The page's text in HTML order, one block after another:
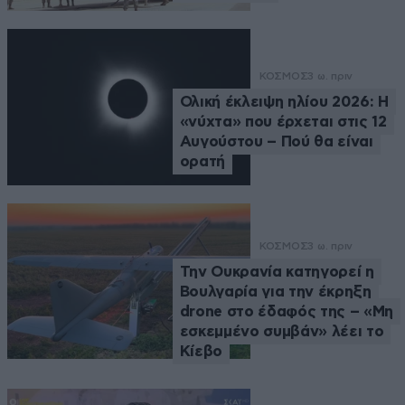
ΚΟΣΜΟΣ3 ω. πριν
Ολική έκλειψη ηλίου 2026: Η
«νύχτα» που έρχεται στις 12
Αυγούστου – Πού θα είναι
ορατή
ΚΟΣΜΟΣ3 ω. πριν
Την Ουκρανία κατηγορεί η
Βουλγαρία για την έκρηξη
drone στο έδαφός της – «Μη
εσκεμμένο συμβάν» λέει το
Κίεβο